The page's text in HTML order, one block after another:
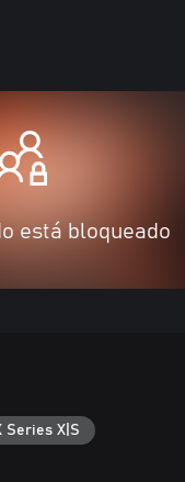
está bloqueado
Series X|S